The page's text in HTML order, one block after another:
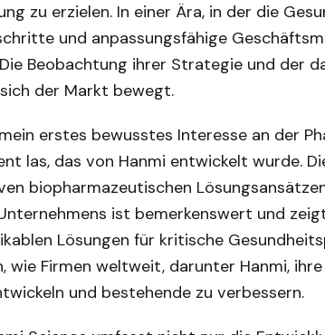
zu erzielen. In einer Ära, in der die
und anpassungsfähige
Beobachtung ihrer Strategie und der
der Markt bewegt.
erstes bewusstes Interesse an der
las, das von Hanmi entwickelt wurde.
biopharmazeutischen
ist bemerkenswert und
Lösungen für kritische
wie Firmen weltweit, darunter Hanmi,
und bestehende zu verbessern.